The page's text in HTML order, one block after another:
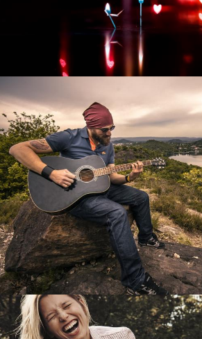
Смотреть проект
Перевод интернет-
Guitaramania.ru на
Смотреть проект